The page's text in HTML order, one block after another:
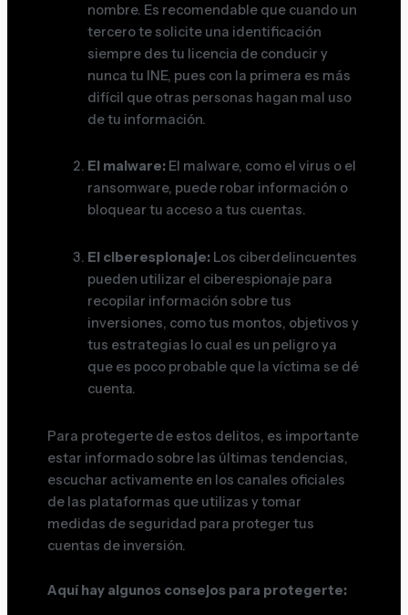
nombre. Es recomendable que cuando un
tercero te solicite una identificación
siempre des tu licencia de conducir y
nunca tu INE, pues con la primera es más
difícil que otras personas hagan mal uso
de tu información.
El malware: El malware, como el virus o el
ransomware, puede robar información o
bloquear tu acceso a tus cuentas.
El ciberespionaje: Los ciberdelincuentes
pueden utilizar el ciberespionaje para
recopilar información sobre tus
inversiones, como tus montos, objetivos y
tus estrategias lo cual es un peligro ya
que es poco probable que la víctima se dé
cuenta.
Para protegerte de estos delitos, es importante
estar informado sobre las últimas tendencias,
escuchar activamente en los canales oficiales
de las plataformas que utilizas y tomar
medidas de seguridad para proteger tus
cuentas de inversión.
Aquí hay algunos consejos para protegerte: